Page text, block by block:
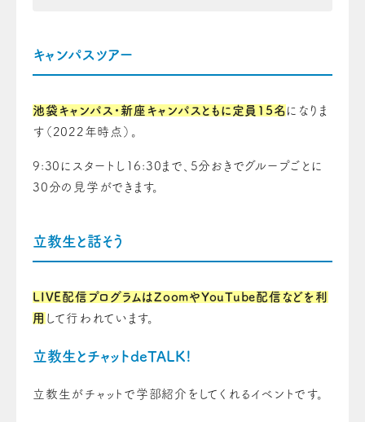
キャンパスツアー
池袋キャンパス・新座キャンパスともに定員15名になりま
す（2022年時点）。
9:30にスタートし16:30まで、5分おきでグループごとに
30分の見学ができます。
立教生と話そう
LIVE配信プログラムはZoomやYouTube配信などを利
用 して行われています。
立教生とチャットdeTALK!
立教生がチャットで学部紹介をしてくれるイベントです。